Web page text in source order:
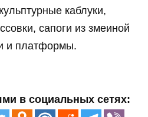
каблуки,
сапоги из змеиной
и платформы.
в социальных сетях: